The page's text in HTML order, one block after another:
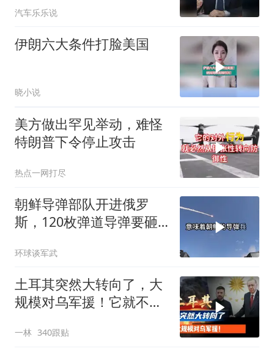
汽车乐乐说
伊朗六大条件打脸美国
晓小说
美方做出罕见举动，难怪
特朗普下令停止攻击
热点一网打尽
朝鲜导弹部队开进俄罗
斯，120枚弹道导弹要砸
环球谈军武
土耳其突然大转向了，大
规模对乌军援！它就不怕
一林 340跟贴